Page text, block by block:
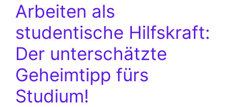
Arbeiten als
studentische Hilfskraft:
Der unterschätzte
Geheimtipp fürs
Studium!